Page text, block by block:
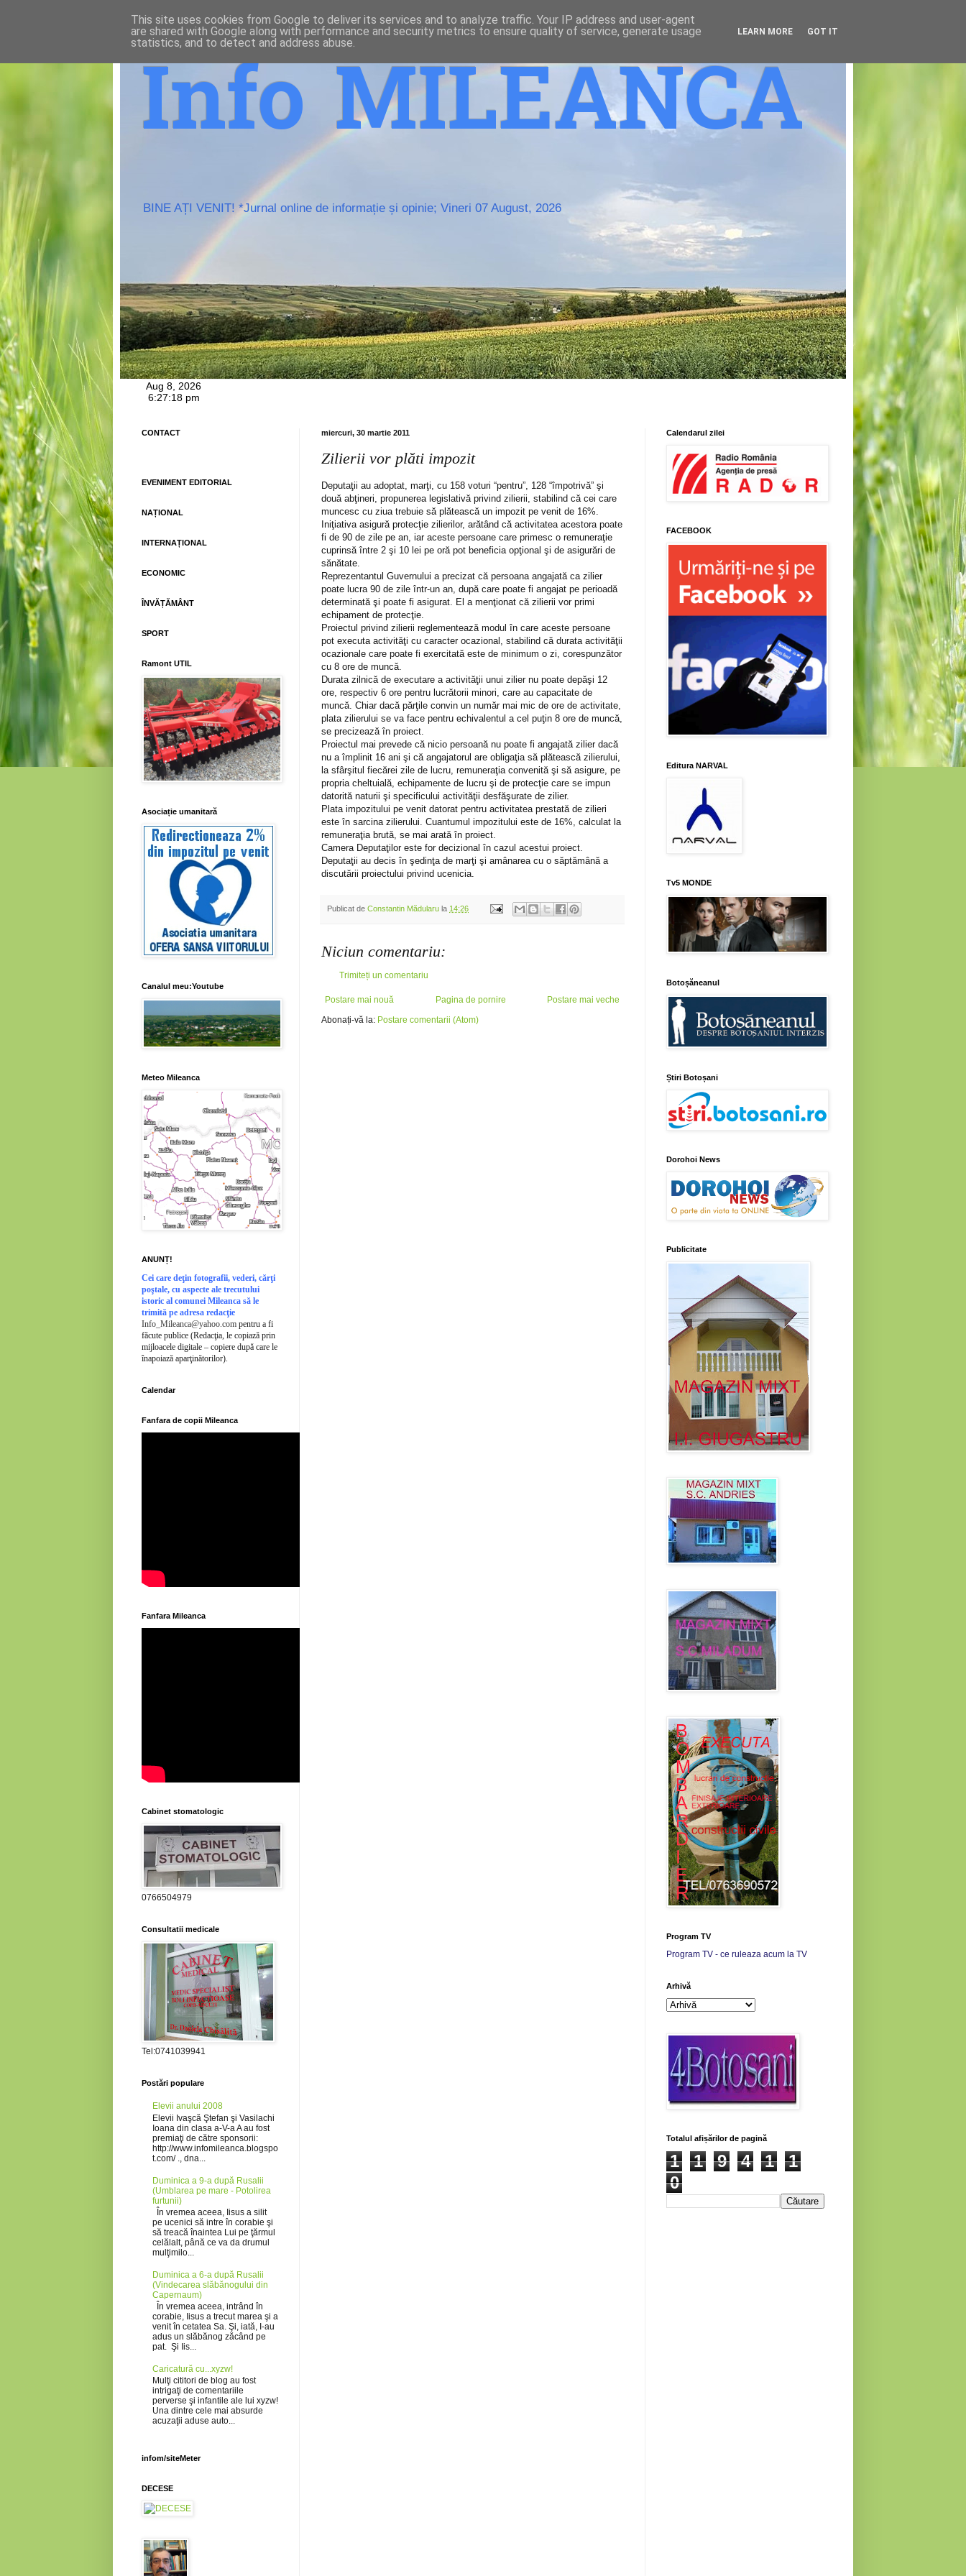
Info MILEANCA
BINE AȚI VENIT! *Jurnal online de informație și opinie; Vineri 07 August, 2026
miercuri, 30 martie 2011
Zilierii vor plăti impozit
Deputaţii au adoptat, marţi, cu 158 voturi “pentru”, 128 “împotrivă” şi
două abţineri, propunerea legislativă privind zilierii, stabilind că cei care
muncesc cu ziua trebuie să plătească un impozit pe venit de 16%.
Iniţiativa asigură protecţie zilierilor, arătând că activitatea acestora poate
fi de 90 de zile pe an, iar aceste persoane care primesc o remuneraţie
cuprinsă între 2 şi 10 lei pe oră pot beneficia opţional şi de asigurări de
sănătate.
Reprezentantul Guvernului a precizat că persoana angajată ca zilier
poate lucra 90 de zile într-un an, după care poate fi angajat pe perioadă
determinată şi poate fi asigurat. El a menţionat că zilierii vor primi
echipament de protecţie.
Proiectul privind zilierii reglementează modul în care aceste persoane
pot executa activităţi cu caracter ocazional, stabilind că durata activităţii
ocazionale care poate fi exercitată este de minimum o zi, corespunzător
cu 8 ore de muncă.
Durata zilnică de executare a activităţii unui zilier nu poate depăşi 12
ore, respectiv 6 ore pentru lucrătorii minori, care au capacitate de
muncă. Chiar dacă părţile convin un număr mai mic de ore de activitate,
plata zilierului se va face pentru echivalentul a cel puţin 8 ore de muncă,
se precizează în proiect.
Proiectul mai prevede că nicio persoană nu poate fi angajată zilier dacă
nu a împlinit 16 ani şi că angajatorul are obligaţia să plătească zilierului,
la sfârşitul fiecărei zile de lucru, remuneraţia convenită şi să asigure, pe
propria cheltuială, echipamente de lucru şi de protecţie care se impun
datorită naturii şi specificului activităţii desfăşurate de zilier.
Plata impozitului pe venit datorat pentru activitatea prestată de zilieri
este în sarcina zilierului. Cuantumul impozitului este de 16%, calculat la
remuneraţia brută, se mai arată în proiect.
Camera Deputaţilor este for decizional în cazul acestui proiect.
Deputaţii au decis în şedinţa de marţi şi amânarea cu o săptămână a
discutării proiectului privind ucenicia.
Publicat de Constantin Mădularu la 14:26
Niciun comentariu:
Trimiteți un comentariu
Postare mai nouă Postare mai veche
Pagina de pornire
Abonați-vă la: Postare comentarii (Atom)
CONTACT
EVENIMENT EDITORIAL
NAȚIONAL
INTERNAȚIONAL
ECONOMIC
ÎNVĂȚĂMÂNT
SPORT
Ramont UTIL
Asociație umanitară
Canalul meu:Youtube
Meteo Mileanca
ANUNȚ!
Cei care deţin fotografii, vederi, cărţi
poştale, cu aspecte ale trecutului
istoric al comunei Mileanca să le
trimită pe adresa redacţie
Info_Mileanca@yahoo.com pentru a fi
făcute publice (Redacţia, le copiază prin
mijloacele digitale – copiere după care le
înapoiază aparţinătorilor).
Calendar
Fanfara de copii Mileanca
Fanfara Mileanca
Cabinet stomatologic
0766504979
Consultatii medicale
Tel:0741039941
Postări populare
Elevii anului 2008
Elevii Ivaşcă Ştefan şi Vasilachi
Ioana din clasa a-V-a A au fost
premiaţi de către sponsorii:
http://www.infomileanca.blogspo
t.com/ ., dna...
Duminica a 9-a după Rusalii
(Umblarea pe mare - Potolirea
furtunii)
În vremea aceea, Iisus a silit
pe ucenici să intre în corabie şi
să treacă înaintea Lui pe ţărmul
celălalt, până ce va da drumul
mulţimilo...
Duminica a 6-a după Rusalii
(Vindecarea slăbănogului din
Capernaum)
În vremea aceea, intrând în
corabie, Iisus a trecut marea şi a
venit în cetatea Sa. Şi, iată, I-au
adus un slăbănog zăcând pe
pat. Şi Iis...
Caricatură cu...xyzw!
Mulţi cititori de blog au fost
intrigaţi de comentariile
perverse şi infantile ale lui xyzw!
Una dintre cele mai absurde
acuzaţii aduse auto...
infom/siteMeter
DECESE
Calendarul zilei
FACEBOOK
Editura NARVAL
Tv5 MONDE
Botoșăneanul
Știri Botoșani
Dorohoi News
Publicitate
Program TV
Program TV - ce ruleaza acum la TV
Arhivă
Totalul afișărilor de pagină
1 1 9 4 1
1
0
This site uses cookies from Google to deliver its services and to analyze traffic. Your IP address and user-agent
are shared with Google along with performance and security metrics to ensure quality of service, generate usage
statistics, and to detect and address abuse.
LEARN MORE GOT IT